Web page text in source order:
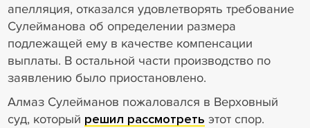
апелляция, отказался удовлетворять требование
Сулейманова об определении размера
подлежащей ему в качестве компенсации
выплаты. В остальной части производство по
заявлению было приостановлено.
Алмаз Сулейманов пожаловался в Верховный
суд, который решил рассмотреть этот спор.